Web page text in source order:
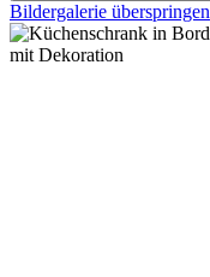
Bildergalerie überspringen